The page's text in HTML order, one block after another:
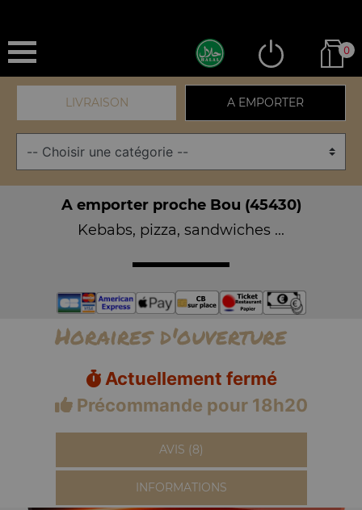
0
LIVRAISON A EMPORTER
A emporter proche Bou (45430)
Kebabs, pizza, sandwiches ...
Horaires d'ouverture
Actuellement fermé
Précommande pour 18h20
AVIS (8)
INFORMATIONS